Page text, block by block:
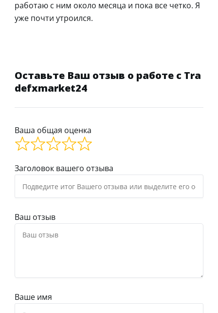
работаю с ним около месяца и пока все четко. Я
уже почти утроился.
Оставьте Ваш отзыв о работе с Tra
defxmarket24
Ваша общая оценка
Заголовок вашего отзыва
Ваш отзыв
Ваше имя